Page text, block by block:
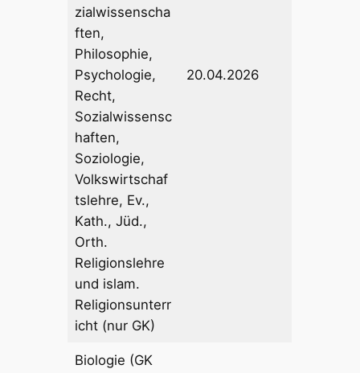
zialwissenscha
ften,
Philosophie,
Psychologie,
Recht,
Sozialwissensc
haften,
Soziologie,
Volkswirtschaf
tslehre, Ev.,
Kath., Jüd.,
Orth.
Religionslehre
und islam.
Religionsunterr
icht (nur GK)
20.04.2026
Biologie (GK